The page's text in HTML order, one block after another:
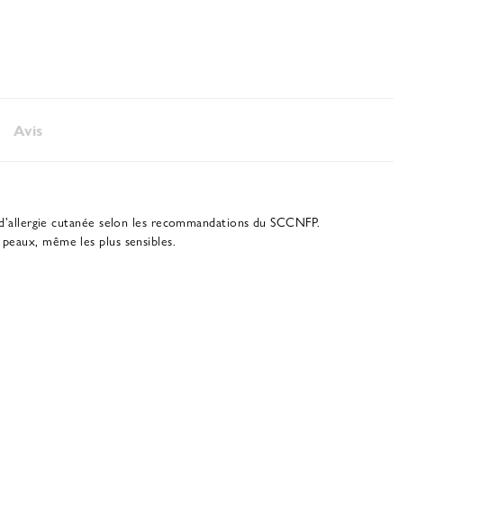
Avis
cutanée selon les recommandations du SCCNFP.
même les plus sensibles.